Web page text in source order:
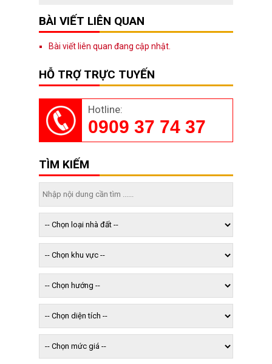
BÀI VIẾT LIÊN QUAN
Bài viết liên quan đang cập nhật.
HỖ TRỢ TRỰC TUYẾN
Hotline:
0909 37 74 37
TÌM KIẾM